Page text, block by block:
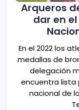
Arqueros
dar en
En el 2022 los
medallas de
delegación
encuentra lista
nacional de